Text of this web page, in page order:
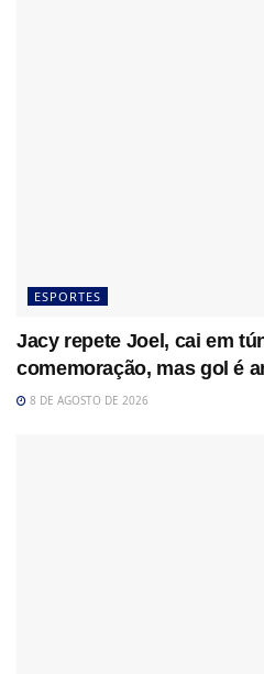
ESPORTES
Jacy repete Joel, cai em
comemoração, mas gol é
8 DE AGOSTO DE 2026